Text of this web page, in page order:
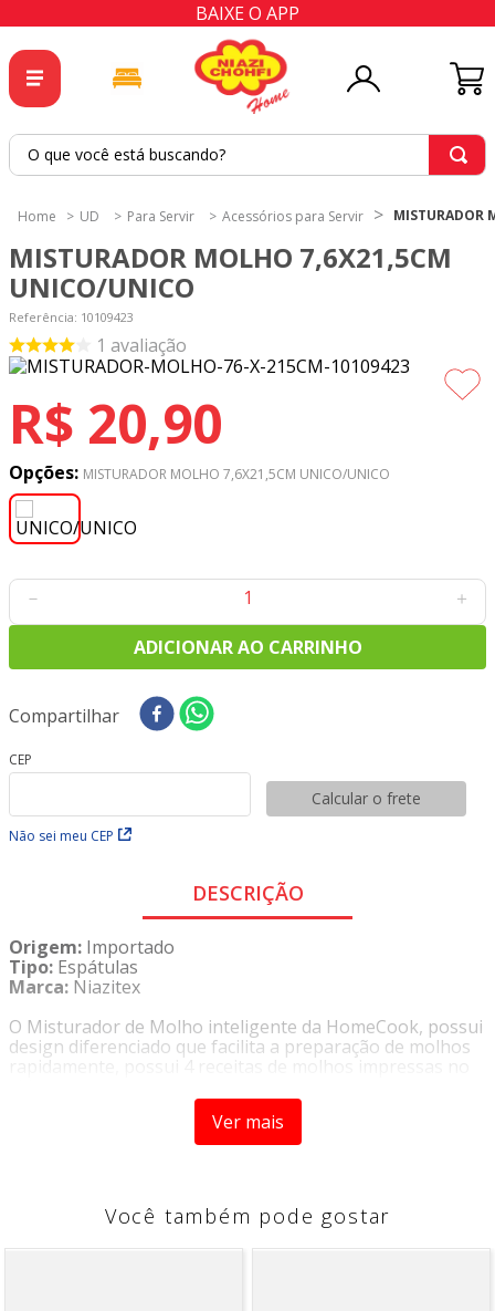
BAIXE O APP
O que você está buscando?
UD Para Servir Acessórios para Servir MISTURADOR
MISTURADOR MOLHO 7,6X21,5CM
UNICO/UNICO
Referência: 10109423
1 avaliação
R$ 20,90
Opções: MISTURADOR MOLHO 7,6X21,5CM UNICO/UNICO
＋
－
ADICIONAR AO CARRINHO
Compartilhar
CEP
Não sei meu CEP
Calcular o frete
DESCRIÇÃO
Origem: Importado
Tipo: Espátulas
Marca: Niazitex
O Misturador de Molho inteligente da HomeCook, possui
design diferenciado que facilita a preparação de molhos
rapidamente, possui 4 receitas de molhos impressas no
Material: ABS+OS
Ver mais
Você também pode gostar
2º
tapete
cortina
4º
tecido percal
6º
percal
7º
tecido tricoline
8
tricoline digital
9º
tecido oxford
10º tapete sisal